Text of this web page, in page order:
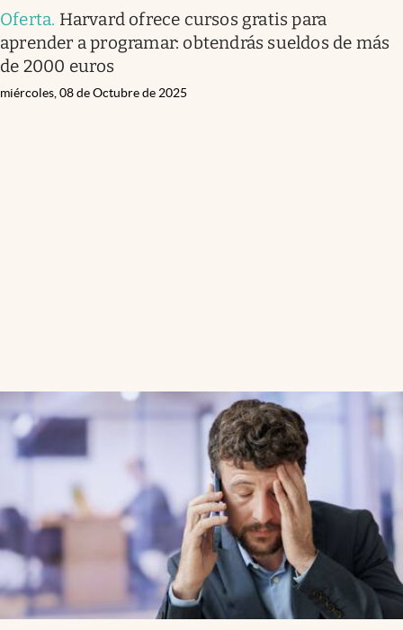
Oferta. Harvard ofrece cursos gratis para
aprender a programar: obtendrás sueldos de más
de 2000 euros
miércoles, 08 de Octubre de 2025